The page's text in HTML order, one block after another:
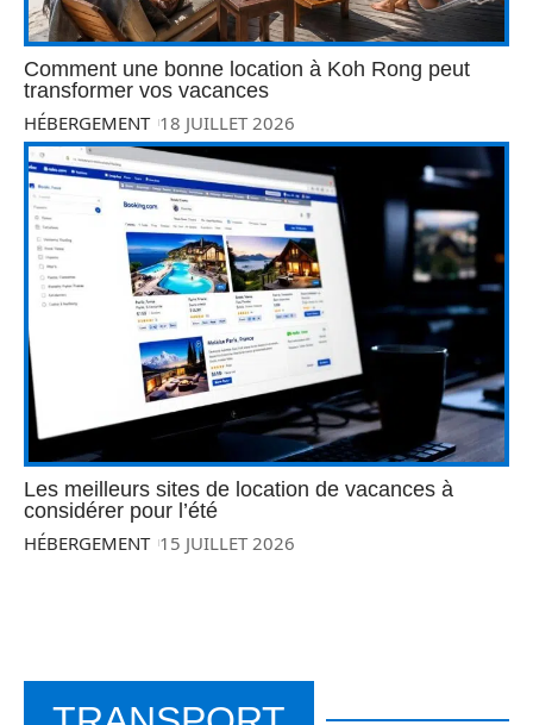
Comment une bonne location à Koh Rong peut
transformer vos vacances
HÉBERGEMENT 18 JUILLET 2026
Les meilleurs sites de location de vacances à
considérer pour l’été
HÉBERGEMENT 15 JUILLET 2026